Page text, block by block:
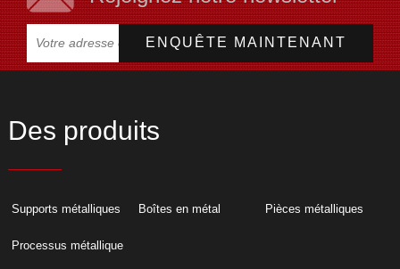
Des produits
Supports métalliques Boîtes en métal Pièces métalliques
Processus métallique